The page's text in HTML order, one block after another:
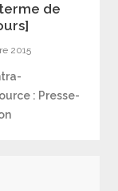
de
2015
: Presse-